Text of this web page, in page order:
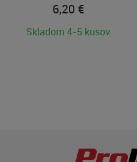
6,20 €
Skladom 4-5 kusov